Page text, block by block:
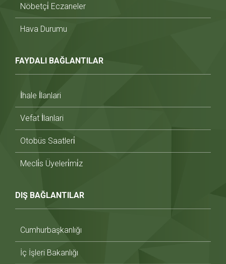
Nöbetçi̇ Eczaneler
Hava Durumu
FAYDALI BAĞLANTILAR
İhale İlanlari
Vefat İlanlari
Otobüs Saatleri̇
Mecli̇s Üyeleri̇mi̇z
DIŞ BAĞLANTILAR
Cumhurbaşkanlığı
İç İşleri Bakanlığı